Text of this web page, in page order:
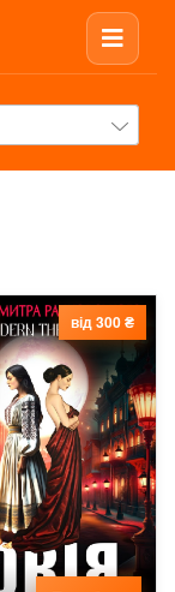
від 300 ₴